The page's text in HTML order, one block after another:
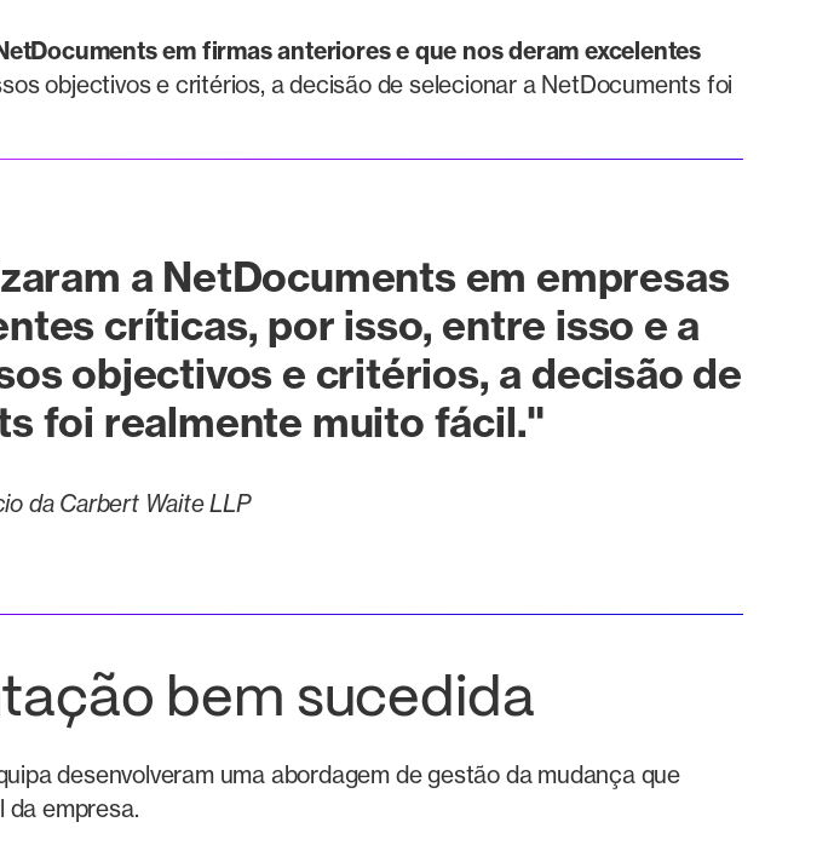
em firmas anteriores e que nos deram excelentes
objectivos e critérios, a decisão de selecionar a NetDocuments foi
a NetDocuments em empresas
críticas, por isso, entre isso e a
objectivos e critérios, a decisão de
foi realmente muito fácil."
da Carbert Waite LLP
bem sucedida
desenvolveram uma abordagem de gestão da mudança que
da empresa.